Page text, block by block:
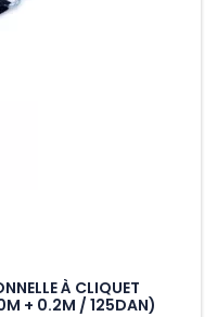
À CLIQUET
+ 0.2M / 125DAN)